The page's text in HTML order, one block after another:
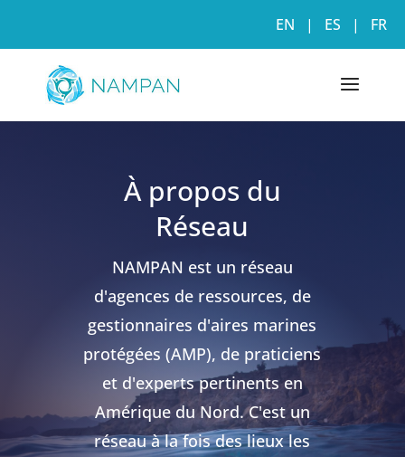
EN | ES | FR
À propos du
Réseau
NAMPAN est un réseau
d'agences de ressources, de
gestionnaires d'aires marines
protégées (AMP), de praticiens
et d'experts pertinents en
Amérique du Nord. C'est un
réseau à la fois des lieux les